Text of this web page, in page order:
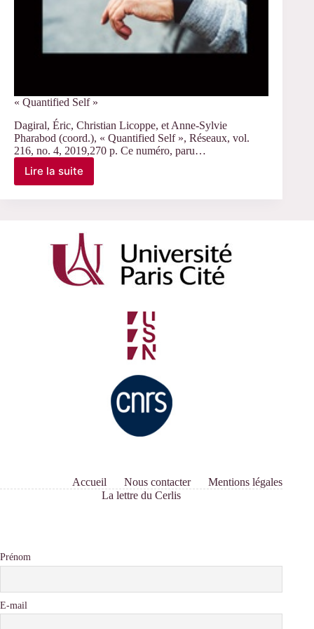
« Quantified Self »
Dagiral, Éric, Christian Licoppe, et Anne-Sylvie
Pharabod (coord.), « Quantified Self », Réseaux, vol.
216, no. 4, 2019,270 p. Ce numéro, paru…
Lire la suite
« Quantified
Accueil Nous contacter
Mentions légales
La lettre du Cerlis
Prénom
E-mail